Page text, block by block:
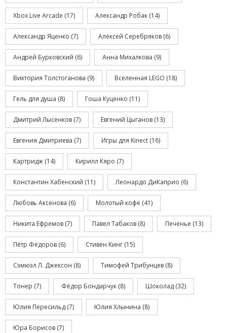
Xbox Live Arcade (17) Александр Робак (14)
Александр Яценко (7) Алексей Серебряков (6)
Андрей Бурковский (6) Анна Михалкова (9)
Виктория Толстоганова (9) Вселенная LEGO (18)
Гель для душа (8) Гоша Куценко (11)
Дмитрий Лысенков (7) Евгений Цыганов (13)
Евгения Дмитриева (7) Игры для Kinect (16)
Картридж (14) Кирилл Кяро (7)
Константин Хабенский (11) Леонардо ДиКаприо (6)
Любовь Аксенова (6) Молотый кофе (41)
Никита Ефремов (7) Павел Табаков (8) Печенье (13)
Пётр Фёдоров (6) Стивен Кинг (15)
Сэмюэл Л. Джексон (8) Тимофей Трибунцев (8)
Тонер (7) Фёдор Бондарчук (8) Шоколад (32)
Юлия Пересильд (7) Юлия Хлынина (8)
Юра Борисов (7)